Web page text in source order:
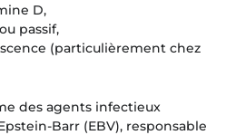
D,
passif,
(particulièrement chez
des agents infectieux
Barr (EBV), responsable